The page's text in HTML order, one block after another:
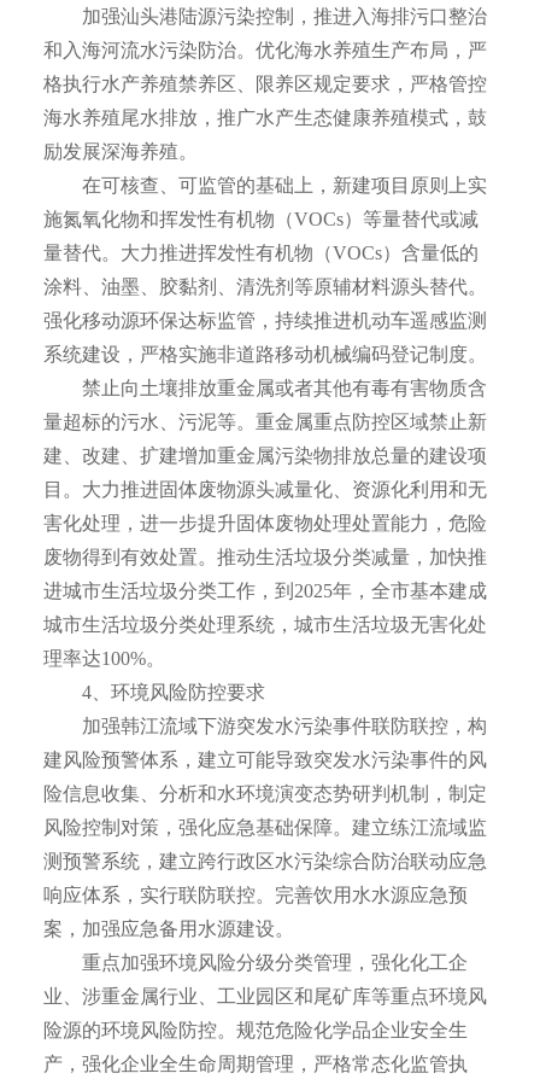
加强汕头港陆源污染控制，推进入海排污口整治
和入海河流水污染防治。优化海水养殖生产布局，严
格执行水产养殖禁养区、限养区规定要求，严格管控
海水养殖尾水排放，推广水产生态健康养殖模式，鼓
励发展深海养殖。
在可核查、可监管的基础上，新建项目原则上实
施氮氧化物和挥发性有机物（VOCs）等量替代或减
量替代。大力推进挥发性有机物（VOCs）含量低的
涂料、油墨、胶黏剂、清洗剂等原辅材料源头替代。
强化移动源环保达标监管，持续推进机动车遥感监测
系统建设，严格实施非道路移动机械编码登记制度。
禁止向土壤排放重金属或者其他有毒有害物质含
量超标的污水、污泥等。重金属重点防控区域禁止新
建、改建、扩建增加重金属污染物排放总量的建设项
目。大力推进固体废物源头减量化、资源化利用和无
害化处理，进一步提升固体废物处理处置能力，危险
废物得到有效处置。推动生活垃圾分类减量，加快推
进城市生活垃圾分类工作，到2025年，全市基本建成
城市生活垃圾分类处理系统，城市生活垃圾无害化处
理率达100%。
4、环境风险防控要求
加强韩江流域下游突发水污染事件联防联控，构
建风险预警体系，建立可能导致突发水污染事件的风
险信息收集、分析和水环境演变态势研判机制，制定
风险控制对策，强化应急基础保障。建立练江流域监
测预警系统，建立跨行政区水污染综合防治联动应急
响应体系，实行联防联控。完善饮用水水源应急预
案，加强应急备用水源建设。
重点加强环境风险分级分类管理，强化化工企
业、涉重金属行业、工业园区和尾矿库等重点环境风
险源的环境风险防控。规范危险化学品企业安全生
产，强化企业全生命周期管理，严格常态化监管执